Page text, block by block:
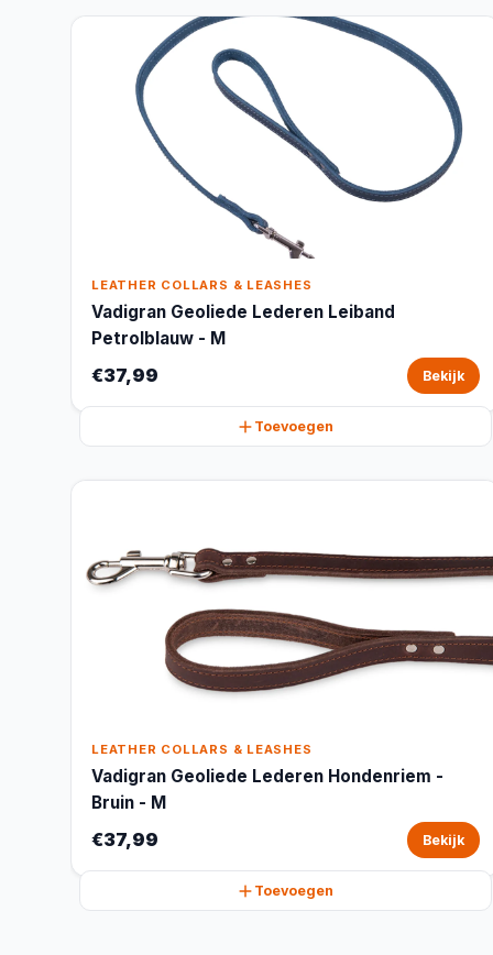
LEATHER COLLARS & LEASHES
Vadigran Geoliede Lederen Leiband
Petrolblauw - M
€37,99 Bekijk
Toevoegen
LEATHER COLLARS & LEASHES
Vadigran Geoliede Lederen Hondenriem -
Bruin - M
€37,99 Bekijk
Toevoegen